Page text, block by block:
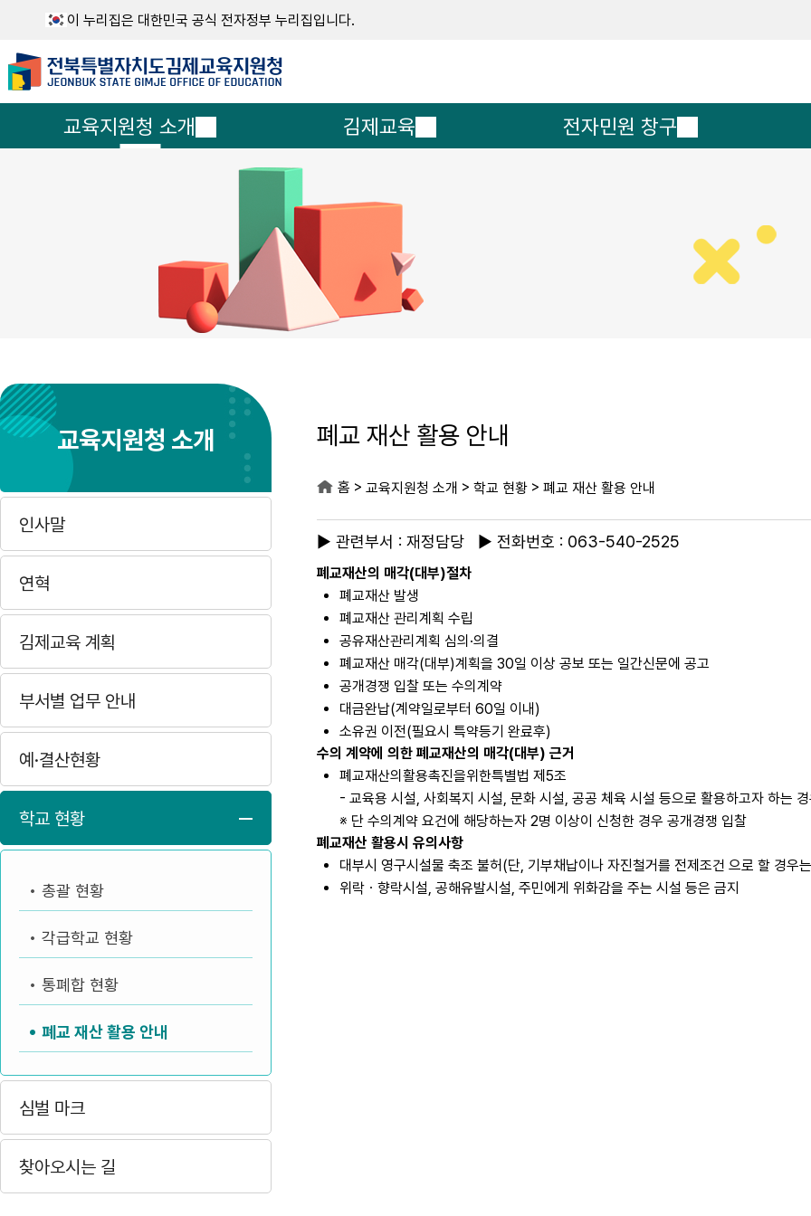
이 누리집은 대한민국 공식 전자정부 누리집입니다.
교육지원청 소개 김제교육 전자민원 창구
교육지원청 소개
인사말
연혁
김제교육 계획
부서별 업무 안내
예·결산현황
학교 현황
총괄 현황
각급학교 현황
통폐합 현황
폐교 재산 활용 안내
심벌 마크
찾아오시는 길
폐교 재산 활용 안내
홈 > 교육지원청 소개 > 학교 현황 > 폐교 재산 활용 안내
▶ 관련부서 : 재정담당 ▶ 전화번호 : 063-540-2525
폐교재산의 매각(대부)절차
폐교재산 발생
폐교재산 관리계획 수립
공유재산관리계획 심의·의결
폐교재산 매각(대부)계획을 30일 이상 공보 또는 일간신문에 공고
공개경쟁 입찰 또는 수의계약
대금완납(계약일로부터 60일 이내)
소유권 이전(필요시 특약등기 완료후)
수의 계약에 의한 폐교재산의 매각(대부) 근거
폐교재산의활용촉진을위한특별법 제5조
- 교육용 시설, 사회복지 시설, 문화 시설, 공공 체육 시설 등으로 활용하고자 하는
※ 단 수의계약 요건에 해당하는자 2명 이상이 신청한 경우 공개경쟁 입찰
폐교재산 활용시 유의사항
대부시 영구시설물 축조 불허(단, 기부채납이나 자진철거를 전제조건 으로 할 경우
위락ㆍ향락시설, 공해유발시설, 주민에게 위화감을 주는 시설 등은 금지